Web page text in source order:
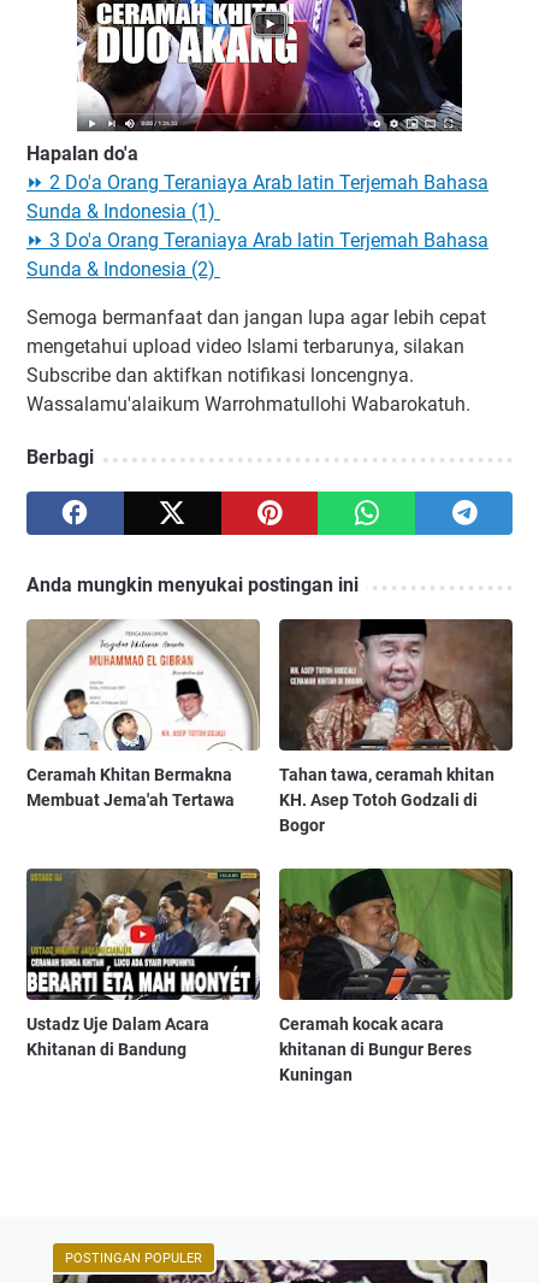
Hapalan do'a
⏩ 2 Do'a Orang Teraniaya Arab latin Terjemah Bahasa
Sunda & Indonesia (1)
⏩ 3 Do'a Orang Teraniaya Arab latin Terjemah Bahasa
Sunda & Indonesia (2)
Semoga bermanfaat dan jangan lupa agar lebih cepat
mengetahui upload video Islami terbarunya, silakan
Subscribe dan aktifkan notifikasi loncengnya.
Wassalamu'alaikum Warrohmatullohi Wabarokatuh.
Berbagi
Anda mungkin menyukai postingan ini
Ceramah Khitan Bermakna
Membuat Jema'ah Tertawa
Tahan tawa, ceramah khitan
KH. Asep Totoh Godzali di
Bogor
Ustadz Uje Dalam Acara
Khitanan di Bandung
Ceramah kocak acara
khitanan di Bungur Beres
Kuningan
POSTINGAN POPULER